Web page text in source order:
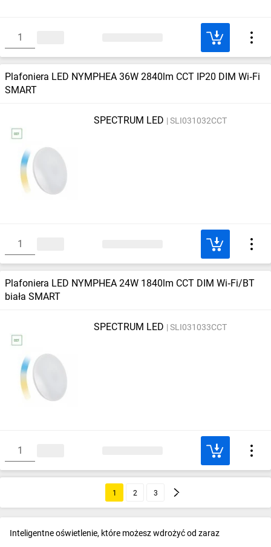
Plafoniera LED NYMPHEA 36W 2840lm CCT IP20 DIM Wi‑Fi
SMART
SPECTRUM LED SLI031032CCT
Plafoniera LED NYMPHEA 24W 1840lm CCT DIM Wi‑Fi/BT
biała SMART
SPECTRUM LED SLI031033CCT
1 2 3
Inteligentne oświetlenie, które możesz wdrożyć od zaraz